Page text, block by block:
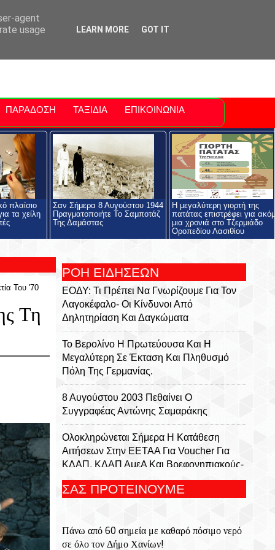
Polis
ΠΑΡΑΔΟΣΗ ΤΑΞΙΔΙΑ ΕΠΙΚΟΙΝΩΝΙΑ
πλαίσιο
τα χείλη
Σαν Σήμερα 8 Αυγούστου 1944
Πραγματοποιήτε Το Σαμποτάζ
Της Δαμάστας
Η μεγαλύτερη γιορτή της
πατάτας επιστρέφει για
μια χρονιά στο Τζερμιάδο
Οροπεδίου Λασιθίου
Του '70
Τη
ΡΟΗ ΕΙΔΗΣΕΩΝ
ΕΟΔΥ: Τι Πρέπει Να Γνωρίζουμε Για Τον
Λαγοκέφαλο- Οι Κίνδυνοι Από
Δηλητηρίαση Και Δαγκώματα
Το Βερολίνο Η Πρωτεύουσα Και Η
Μεγαλύτερη Σε Έκταση Και Πληθυσμό
Πόλη Της Γερμανίας.
8 Αυγούστου 2003 Πεθαίνει Ο
Συγγραφέας Αντώνης Σαμαράκης
Ολοκληρώνεται Σήμερα Η Κατάθεση
Αιτήσεων Στην ΕΕΤΑΑ Για Voucher Για
ΚΔΑΠ, ΚΔΑΠ ΑμεΑ Και Βρεφονηπιακούς-
Παιδικούς Σταθμούς
Ερευνητές
ΣΑΣ ΠΡΟΤΕΙΝΟΥΜΕ
Πάνω από 60 σημεία με καθαρό πόσιμο νερό
σε όλο τον Δήμο Χανίων!
agent
usage
LEARN MORE GOT IT